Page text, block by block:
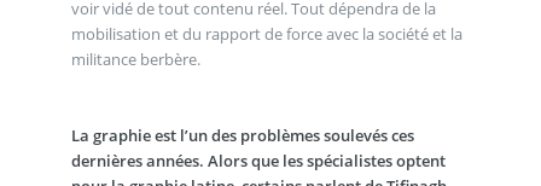
voir vidé de tout contenu réel. Tout dépendra de la
mobilisation et du rapport de force avec la société et la
militance berbère.
La graphie est l’un des problèmes soulevés ces
dernières années. Alors que les spécialistes optent